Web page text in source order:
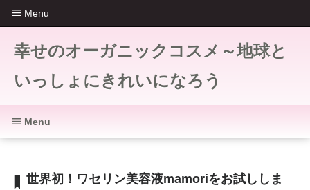
幸せのオーガニックコスメ～地球と
いっしょにきれいになろう
世界初！ワセリン美容液mamoriをお試ししま
Menu
Menu